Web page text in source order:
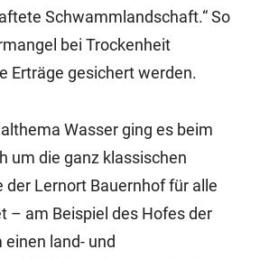
Schwammlandschaft.“ So
bei Trockenheit
Erträge gesichert werden.
Wasser ging es beim
um die ganz klassischen
der Lernort Bauernhof für alle
– am Beispiel des Hofes der
einen land- und